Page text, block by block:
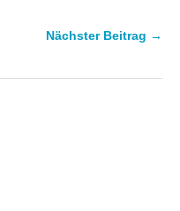
Nächster Beitrag →